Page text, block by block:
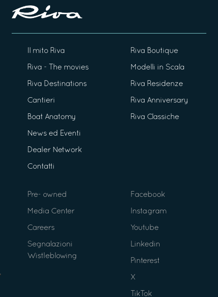
Il mito Riva
Riva - The movies
Riva Destinations
Cantieri
Boat Anatomy
News ed Eventi
Dealer Network
Contatti
Riva Boutique
Modelli in Scala
Riva Residenze
Riva Anniversary
Riva Classiche
Pre- owned
Media Center
Careers
Segnalazioni
Wistleblowing
Facebook
Instagram
Youtube
Linkedin
Pinterest
X
TikTok